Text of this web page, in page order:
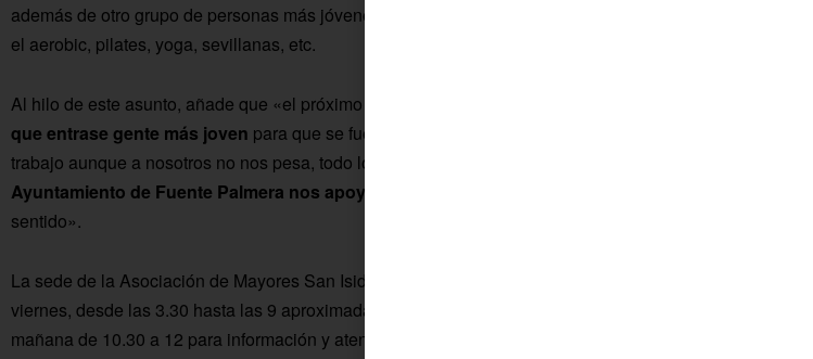
además de otro grupo de personas más jóvenes que participan en muchas de nuestras actividades, como
el aerobic, pilates, yoga, sevillanas, etc.
Al hilo de este asunto, añade que «el próximo año, que toca renovación de junta directiva
que entrase gente más joven para que se fuera haciendo cargo de la Asociación, pues aquí hay mucho
trabajo aunque a nosotros no nos pesa, todo lo hacemos con gusto». Sobre colaboraciones, señala que
Ayuntamiento de Fuente Palmera nos apoya en todo lo que puede
sentido».
La sede de la Asociación de Mayores San Isidro Labrador está abierta durante todas las tardes de lunes a
viernes, desde las 3.30 hasta las 9 aproximadamente, con las actividades y talleres; así como por la
mañana de 10.30 a 12 para información y atención a los vecinos y vecinas.